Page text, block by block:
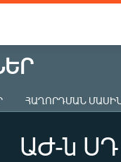
ՀԱՂՈՐԴՄԱՆ
ԱԺ-ն ՍԴ